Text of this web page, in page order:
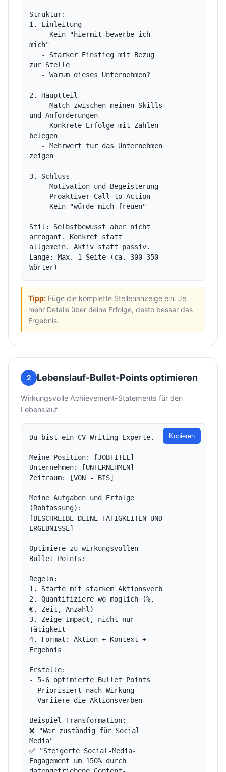
Struktur:
1. Einleitung
mich"
zur Stelle
2. Hauptteil
und Anforderungen
belegen
zeigen
3. Schluss
Stil: Selbstbewusst aber nicht
arrogant. Konkret statt
allgemein. Aktiv statt passiv.
Länge: Max. 1 Seite (ca. 300-350
Tipp: Füge die komplette Stellenanzeige ein. Je
mehr Details über deine Erfolge, desto besser das
Ergebnis.
2 Lebenslauf-Bullet-Points optimieren
Wirkungsvolle Achievement-Statements für den
Lebenslauf
Du bist ein CV-Writing-Experte.
Meine Position: [JOBTITEL]
Unternehmen: [UNTERNEHMEN]
Zeitraum: [VON - BIS]
Meine Aufgaben und Erfolge
(Rohfassung):
[BESCHREIBE DEINE TÄTIGKEITEN UND
ERGEBNISSE]
Optimiere zu wirkungsvollen
Bullet Points:
Regeln:
1. Starte mit starkem Aktionsverb
2. Quantifiziere wo möglich (%,
€, Zeit, Anzahl)
3. Zeige Impact, nicht nur
Tätigkeit
4. Format: Aktion + Kontext +
Ergebnis
Erstelle:
- 5-6 optimierte Bullet Points
- Priorisiert nach Wirkung
- Variiere die Aktionsverben
Beispiel-Transformation:
❌ "War zuständig für Social
Media"
✅ "Steigerte Social-Media-
Engagement um 150% durch
Kopieren